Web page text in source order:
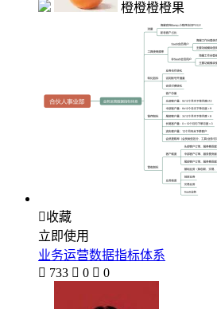
橙橙橙橙果
收藏
立即使用
业务运营数据指标体系
 733  0  0